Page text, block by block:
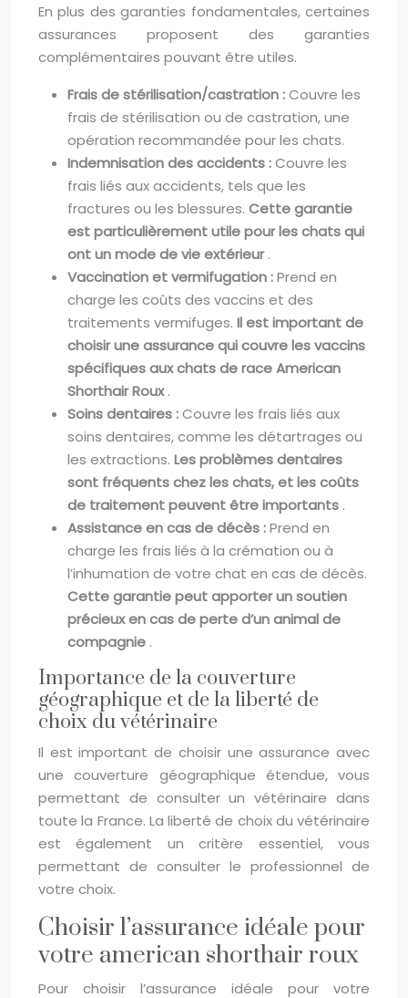
En plus des garanties fondamentales, certaines
assurances proposent des garanties
complémentaires pouvant être utiles.
Frais de stérilisation/castration :Couvre les
frais de stérilisation ou de castration, une
opération recommandée pour les chats.
Indemnisation des accidents :Couvre les
frais liés aux accidents, tels que les
fractures ou les blessures. Cette garantie
est particulièrement utile pour les chats qui
ont un mode de vie extérieur.
Vaccination et vermifugation :Prend en
charge les coûts des vaccins et des
traitements vermifuges. Il est important de
choisir une assurance qui couvre les vaccins
spécifiques aux chats de race American
Shorthair Roux.
Soins dentaires :Couvre les frais liés aux
soins dentaires, comme les détartrages ou
les extractions. Les problèmes dentaires
sont fréquents chez les chats, et les coûts
de traitement peuvent être importants .
Assistance en cas de décès :Prend en
charge les frais liés à la crémation ou à
l’inhumation de votre chat en cas de décès.
Cette garantie peut apporter un soutien
précieux en cas de perte d’un animal de
compagnie .
Importance de la couverture
géographique et de la liberté de
choix du vétérinaire
Il est important de choisir une assurance avec
une couverture géographique étendue, vous
permettant de consulter un vétérinaire dans
toute la France. La liberté de choix du vétérinaire
est également un critère essentiel, vous
permettant de consulter le professionnel de
votre choix.
Choisir l’assurance idéale pour
votre american shorthair roux
Pour choisir l’assurance idéale pour votre